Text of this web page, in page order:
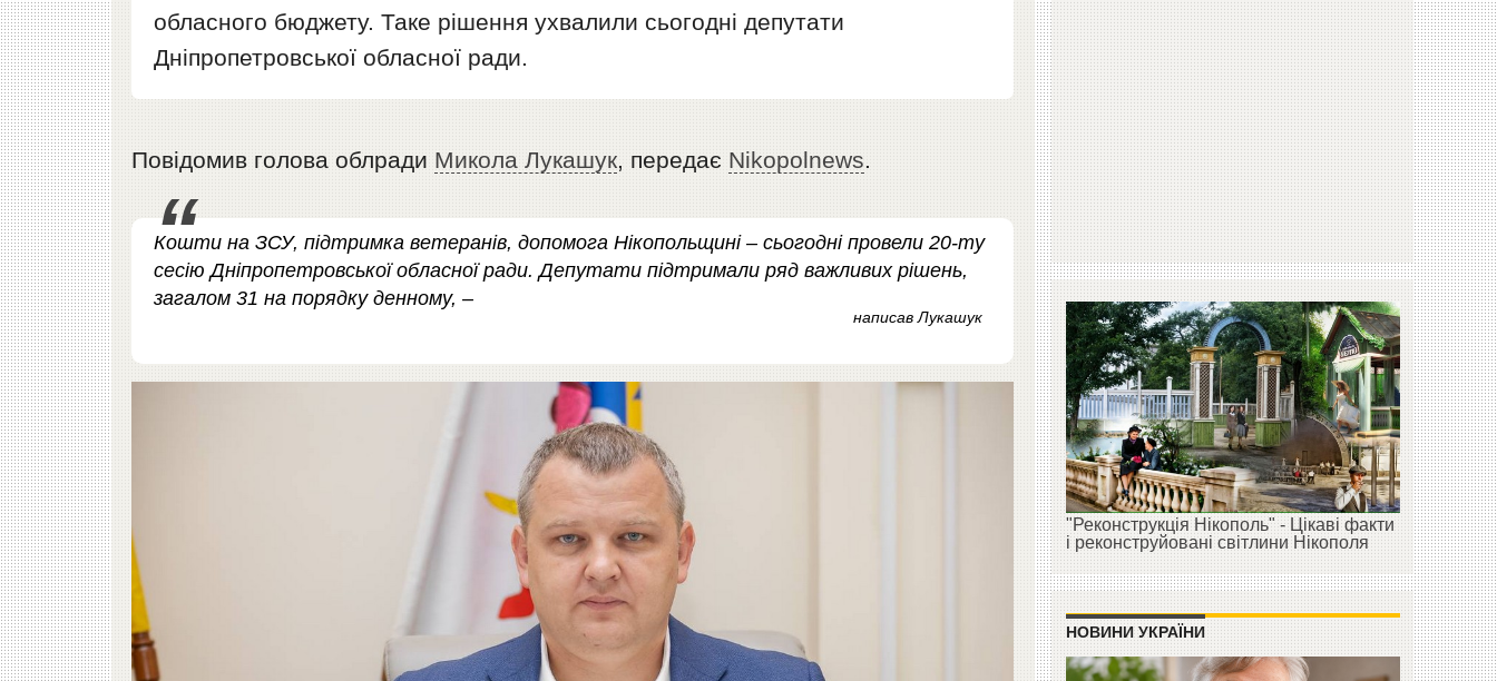
обласного бюджету. Таке рішення ухвалили сьогодні депутати
Дніпропетровської обласної ради.
Повідомив голова облради Микола Лукашук, передає Nikopolnews.
Кошти на ЗСУ, підтримка ветеранів, допомога Нікопольщині – сьогодні провели 20-ту
сесію Дніпропетровської обласної ради. Депутати підтримали ряд важливих рішень,
загалом 31 на порядку денному, –
написав Лукашук
"Реконструкція Нікополь" - Цікаві факти
і реконструйовані світлини Нікополя
НОВИНИ УКРАЇНИ